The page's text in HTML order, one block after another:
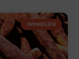
WINKELEN